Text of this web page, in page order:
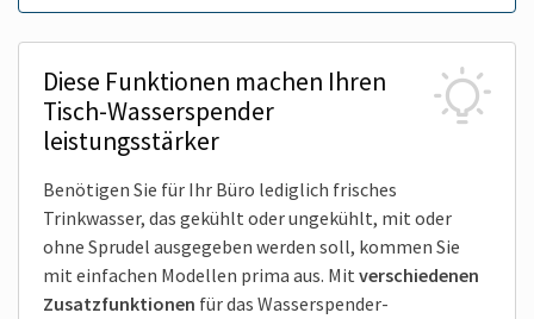
Diese Funktionen machen Ihren
Tisch-Wasserspender
leistungsstärker
Benötigen Sie für Ihr Büro lediglich frisches
Trinkwasser, das gekühlt oder ungekühlt, mit oder
ohne Sprudel ausgegeben werden soll, kommen Sie
mit einfachen Modellen prima aus. Mit verschiedenen
Zusatz­funktionen für das Wasserspender-